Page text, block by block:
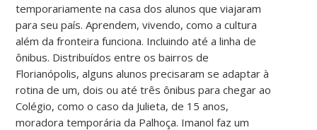
temporariamente na casa dos alunos que viajaram
para seu país. Aprendem, vivendo, como a cultura
além da fronteira funciona. Incluindo até a linha de
ônibus. Distribuídos entre os bairros de
Florianópolis, alguns alunos precisaram se adaptar à
rotina de um, dois ou até três ônibus para chegar ao
Colégio, como o caso da Julieta, de 15 anos,
moradora temporária da Palhoça. Imanol faz um